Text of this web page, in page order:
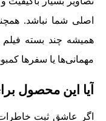
اصلی شما نباشد.
مهمانی‌ها یا سفرها
آیا این محصول
اگر عاشق ثبت